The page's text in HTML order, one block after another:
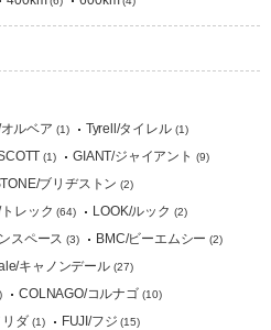
ルベア (1) Tyrell/タイレル(1)
(1) GIANT/ジャイアント (9)
ブリヂストン (2)
レック (64) LOOK/ルック (2)
スペース (3) BMC/ビーエムシー (2)
キャノンデール(27)
COLNAGO/コルナゴ (10)
リダ (1) FUJI/フジ (15)